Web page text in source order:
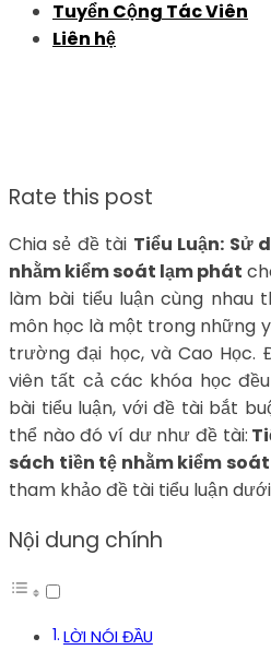
Tuyển Cộng Tác Viên
Liên hệ
Rate this post
Chia sẻ đề tài Tiểu Luận: Sử
nhằm kiểm soát lạm phát
làm bài tiểu luận cùng nhau
môn học là một trong những
trường đại học, và Cao Học.
viên tất cả các khóa học
bài tiểu luận, với đề tài bắt
thể nào đó ví dư như đề tài:
sách tiền tệ nhằm kiểm
tham khảo đề tài tiểu luận
Nội dung chính
LỜI NÓI ĐẦU